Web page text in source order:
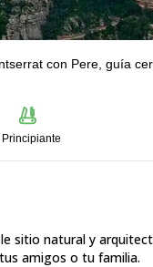
con Pere, guía
Principiante
sitio natural y
amigos o tu familia.